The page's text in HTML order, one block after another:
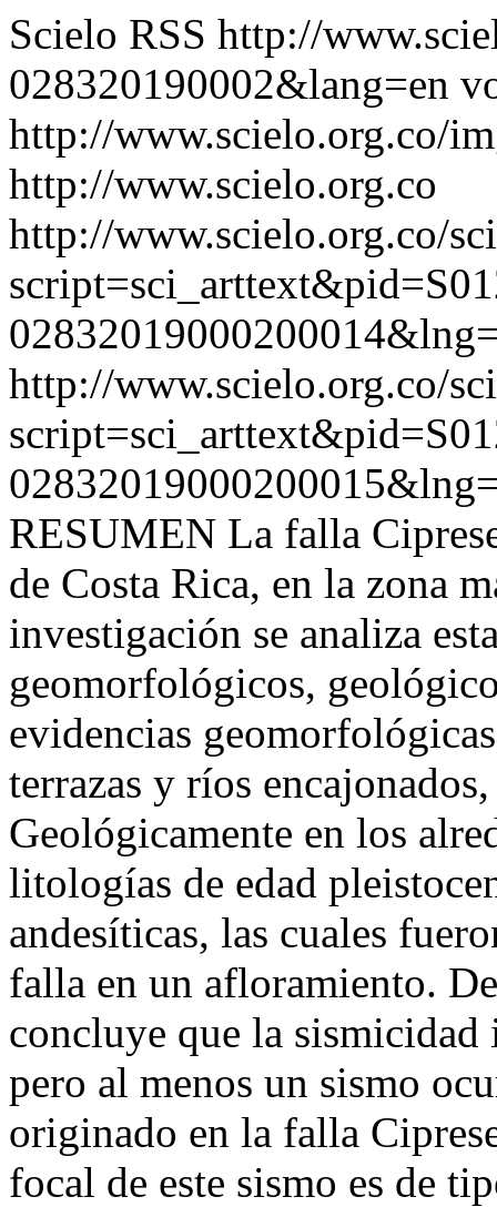
Scielo RSS http://
028320190002&lang=en
http://www.scielo.org.co/
http://www.scielo.org.co
http://www.scielo.org.co/
http://www.scielo.org.co/
RESUMEN La falla
de Costa Rica, en la zona
investigación se analiza
geomorfológicos,
evidencias
terrazas y ríos
Geológicamente en los
litologías de edad
andesíticas, las cuales
falla en un afloramiento.
concluye que la sismicidad
pero al menos un sismo
originado en la falla
focal de este sismo es de